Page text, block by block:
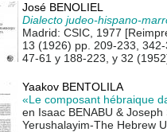
José BENOLIEL
Dialecto judeo-hispano-
Madrid: CSIC, 1977
13 (1926) pp. 209-233,
47-61 y 188-223, y 32
Yaakov BENTOLILA
«Le composant hébraique
en Isaac BENABU & Joseph
Yerushalayim-The Hebrew